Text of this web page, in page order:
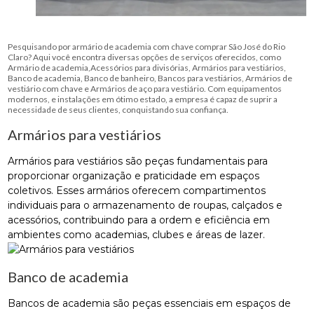
Pesquisando por armário de academia com chave comprar São José do Rio
Claro? Aqui você encontra diversas opções de serviços oferecidos, como
Armário de academia,Acessórios para divisórias, Armários para vestiários,
Banco de academia, Banco de banheiro, Bancos para vestiários, Armários de
vestiário com chave e Armários de aço para vestiário. Com equipamentos
modernos, e instalações em ótimo estado, a empresa é capaz de suprir a
necessidade de seus clientes, conquistando sua confiança.
Armários para vestiários
Armários para vestiários são peças fundamentais para
proporcionar organização e praticidade em espaços
coletivos. Esses armários oferecem compartimentos
individuais para o armazenamento de roupas, calçados e
acessórios, contribuindo para a ordem e eficiência em
ambientes como academias, clubes e áreas de lazer.
Banco de academia
Bancos de academia são peças essenciais em espaços de